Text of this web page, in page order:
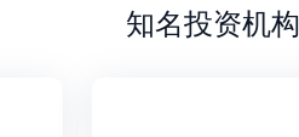
知名投资机